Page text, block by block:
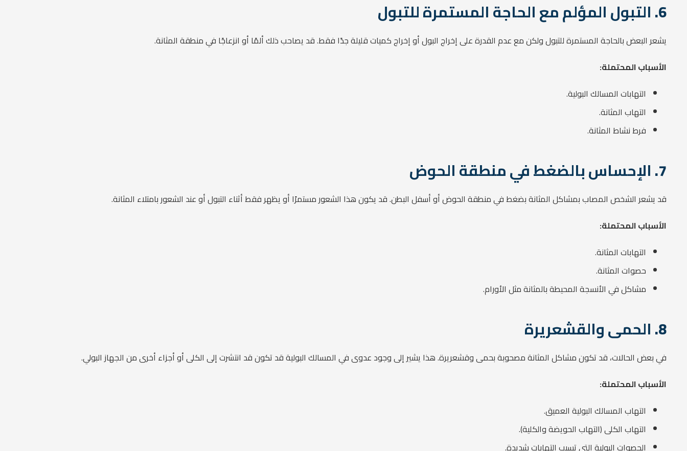
6. التبول المؤلم مع الحاجة المستمرة للتبول
يشعر البعض بالحاجة المستمرة للتبول ولكن مع عدم القدرة على إخراج البول أو إخراج كميات قليلة جدًا فقط. قد يصاحب ذلك ألمًا أو انزعاجًا في منطقة المثانة.
الأسباب المحتملة:
التهابات المسالك البولية.
التهاب المثانة.
فرط نشاط المثانة.
7. الإحساس بالضغط في منطقة الحوض
قد يشعر الشخص المصاب بمشاكل المثانة بضغط في منطقة الحوض أو أسفل البطن. قد يكون هذا الشعور مستمرًا أو يظهر فقط أثناء التبول أو عند الشعور بامتلاء المثانة.
الأسباب المحتملة:
التهابات المثانة.
حصوات المثانة.
مشاكل في الأنسجة المحيطة بالمثانة مثل الأورام.
8. الحمى والقشعريرة
في بعض الحالات، قد تكون مشاكل المثانة مصحوبة بحمى وقشعريرة. هذا يشير إلى وجود عدوى في المسالك البولية قد تكون قد انتشرت إلى الكلى أو أجزاء أخرى من الجهاز البولي.
الأسباب المحتملة:
التهاب المسالك البولية العميق.
التهاب الكلى (التهاب الحويضة والكلية).
الحصوات البولية التي تسبب التهابات شديدة.